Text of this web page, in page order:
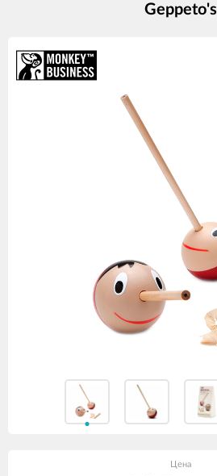
Geppeto's
Изображения
товаров
Цена